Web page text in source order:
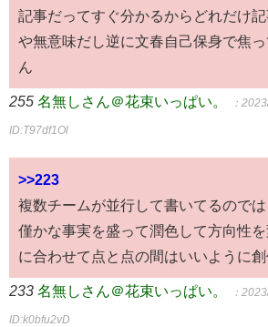
記事だってすぐ分かるからどれだけ
や無意味だし逆に文春自己保身で焦っ
ん
255 名無しさん＠花束いっぱい。 ：
ID:T97df1Ol
>>223
複数チームが並行して書いてるのでは
僅かな事実を盛って潤色して方向性
に合わせて点と点の間はいいように
233 名無しさん＠花束いっぱい。 ：
ID:k0bfu2vD